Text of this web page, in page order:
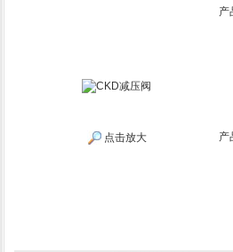
点击放大
产
产